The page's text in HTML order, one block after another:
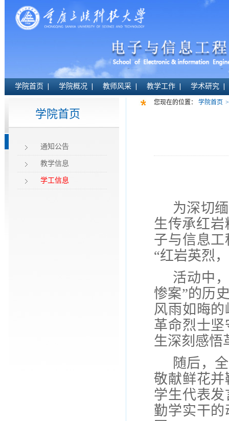
学院首页 学院概况 教师风采 教学工作 学术研究
学院首页
通知公告
教学信息
学工信息
您现在的位置： 学院首页
为深切
生传承红
子与信息工
“红岩英烈
活动中
惨案”的历
风雨如晦
革命烈士
生深刻感悟
随后，
敬献鲜花并
学生代表
勤学实干